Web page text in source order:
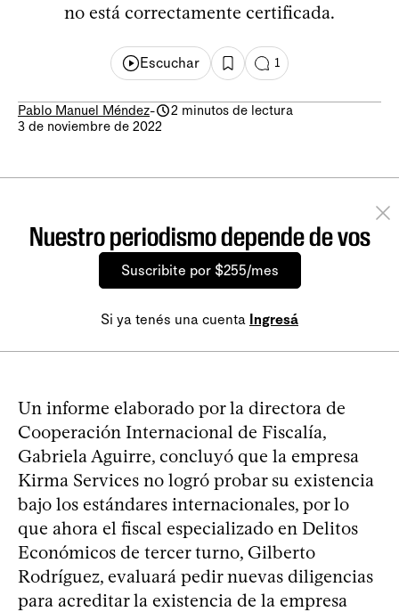
no está correctamente certificada.
Escuchar 1
Pablo Manuel Méndez-
2 minutos de lectura
3 de noviembre de 2022
Nuestro periodismo depende de vos
Suscribite por $255/mes
Si ya tenés una cuenta Ingresá
Un informe elaborado por la directora de
Cooperación Internacional de Fiscalía,
Gabriela Aguirre, concluyó que la empresa
Kirma Services no logró probar su existencia
bajo los estándares internacionales, por lo
que ahora el fiscal especializado en Delitos
Económicos de tercer turno, Gilberto
Rodríguez, evaluará pedir nuevas diligencias
para acreditar la existencia de la empresa